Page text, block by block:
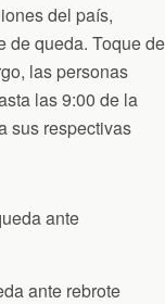
del país,
de queda. Toque de
las personas
las 9:00 de la
sus respectivas
ante rebrote